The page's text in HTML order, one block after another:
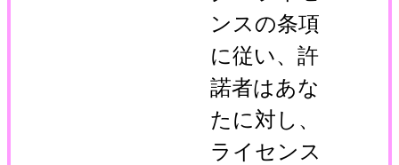
ンスの条項
に従い、許
諾者はあな
たに対し、
ライセンス